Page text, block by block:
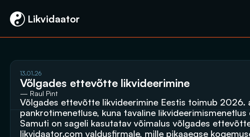
Likvidaator
13.01.26
Võlgades ettevõtte likvideerimine
— Raul Pint
Võlgades ettevõtte likvideerimine Eestis toimub 2026.
pankrotimenetluse, kuna tavaline
likvidaator.com valdusfirmale, mille pikaaegse